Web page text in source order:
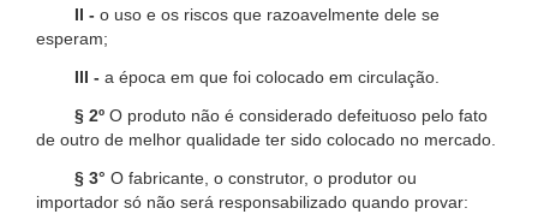
II - o uso e os riscos que razoavelmente dele se
esperam;
III - a época em que foi colocado em circulação.
§ 2º O produto não é considerado defeituoso pelo fato
de outro de melhor qualidade ter sido colocado no mercado.
§ 3° O fabricante, o construtor, o produtor ou
importador só não será responsabilizado quando provar: